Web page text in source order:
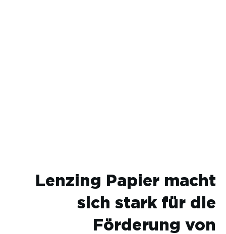
Lenzing Papier macht
sich stark für die
Förderung von